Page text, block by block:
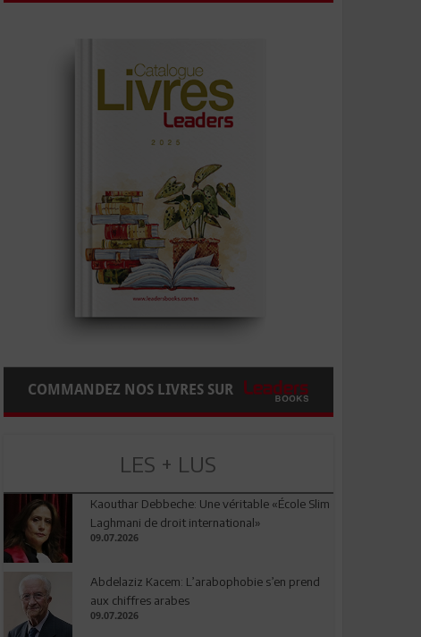
COMMANDEZ NOS LIVRES SUR
LES + LUS
Kaouthar Debbeche: Une véritable «École Slim
Laghmani de droit international»
09.07.2026
Abdelaziz Kacem: L’arabophobie s’en prend
aux chiffres arabes
09.07.2026